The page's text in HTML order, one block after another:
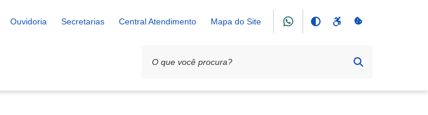
Ouvidoria Secretarias Central Atendimento Mapa do Site